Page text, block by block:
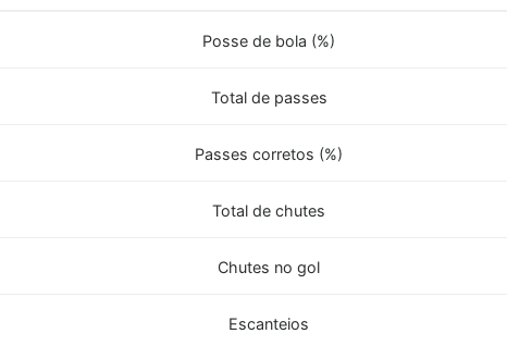
Posse de bola (%)
Total de passes
Passes corretos (%)
Total de chutes
Chutes no gol
Escanteios